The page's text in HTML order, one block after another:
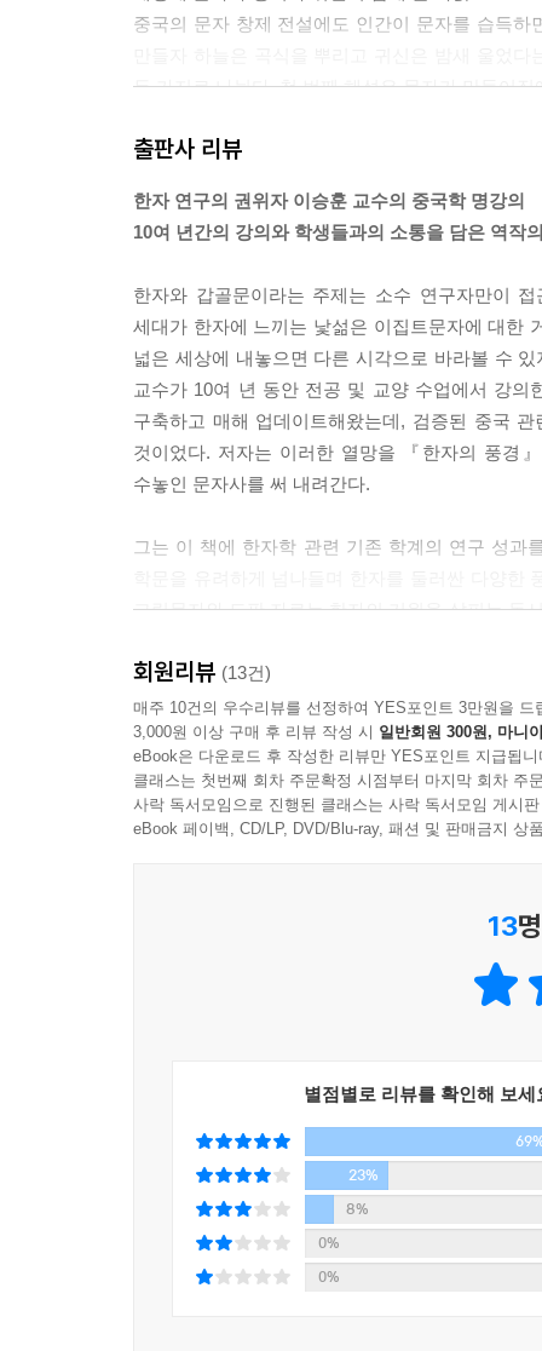
3장 소전 ─ 제국 문자의 탄생
행정 문서 작성용 간체자│상급 관리의 우아한 서
활용하다
5장 예서에서 해서로 ─ 예술이 된 문자
예서의 대표 작품 ─ 을영비, 조전비, 석문송│해서
6장 돌과 바위에 새긴 문자
영원한 기억에 대한 욕망│사후 세계와 묘지명│돌
7장 죽간 ─ 대나무 조각에 쓴 문자
사막에 보존된 문자 기록│고묘에서 출토된 간독│
8장 책의 등장 ─ 생각의 방식을 바꾸다
편철 ─ 책의 집필 방식을 결정하다│양피지와 코덱
9장 백서 ─ 비단에 쓴 문자
비단에 쓴 문자│초증서│마왕퇴백서
종이의 사용│간독에서 종이로
6부 최초의 한자 사전 ─ 『설문해자』
1장 『설문해자』의 탄생
한자 사전의 역사│왕망의 화천 ─ 잘못된 문자 해
2장 『설문해자』의 구성과 내용
허신은 누구인가│부수법으로 배열하다
3장 『설문해자』의 한계와 운명
『설문해자』 해석의 한계│『설문해자』의 운명
중국의 문자 창제 전설에도 인간이 문자를 습득
두 가지로 나뉜다. 첫 번째 해석은 문자가 만들어
을 알고 슬피 울었다는 것이다. 두 번째 해석은 『
송곳과 칼을 날카롭게 연마하는 데 힘을 쏟게 되
받을까 두려워서 밤새 울었다.”
동요는 어린 남자 노예의 숨 가쁜 노동요였다
신(辛) 자는 원래 죄인의 살에 먹물로 글씨를 쓰
글자로 쓴다. 맵다는 것은 사실 혀로 느끼는 맛이
표현하는 데 가장 적합한 것이 아닐 수 없다. 동(
르는 노동요를 뜻했다. 어린이의 순수한 동심을
은 우리를 소름 끼치게 한다. 고대에는 형벌을 받
이것이 나중에는 정식 부인이 아닌 소실을 의미하
갑골문 부(婦) 자는 여성이 빗자루 추를 들고 있는
고 이야기하는 사람도 있다. 하나는 알고 둘은 모
을 정결하게 하는 도구였다. 또는 군대 지휘관들
康)이라는 사람이 술과 빗자루를 만들었다고 한다
는 술과 성스러운 제단을 정결하게 하는 도구의
히 집에서 청소하는 사람은 아니었던 것이다. 갑
갑골문에는 아직 이런 마음과 관련된 원초적인
에게 의지하였기 때문에 스스로 판단하고 능동적
이 흐르면서 인간의 이성이 예리해지고 감정이
들이 이제는 스스로의 마음을 돌아보고 그것이
마음이 변화해온 흔적이 그대로 남아 있다.
--- p.162
공화주의: republic의 번역어 공화국의 ‘공화’는 실
금문 공(共) 자는 두 손으로 술잔을 쥔 모습이다.
출판사 리뷰
한자 연구의 권위자 이승훈 교수의 중국학 명강의
10여 년간의 강의와 학생들과의 소통을 담은 역작
한자와 갑골문이라는 주제는 소수 연구자만이
세대가 한자에 느끼는 낯섦은 이집트문자에 대한
넓은 세상에 내놓으면 다른 시각으로 바라볼 수
교수가 10여 년 동안 전공 및 교양 수업에서 강
구축하고 매해 업데이트해왔는데, 검증된 중국
것이었다. 저자는 이러한 열망을 『한자의 풍경
수놓인 문자사를 써 내려간다.
그는 이 책에 한자학 관련 기존 학계의 연구 성과
그림문자와 도판 자료는 한자의 기원을 살피는 동
이야기 솜씨와 체계적 지식의 배열은 500여 쪽이
기분을 맛보게 한다.
거북 뼈에 새겨 신을 받들던 고귀한 문자가
제국을 이끄는 통치 행정의 수단이 되기까지
문자를 둘러싼 극적이고도 빛나는 순간들
생동감 있는 모습을 포착한다. 무당이 제사에서
생애를 새긴 돌을 묻어 죽음 이후에도 영원히
1부 바위와 도기에 새긴 글자 ─ 원시 한자의 탄
무엇인지, 고대 인류의 초기 문자 형태는 왜 서
인면어문과 대문구 문화의 도문이 한자의 기원이
환경 변화에 따른 수렵 채집 사회에서 농경 사회
회원리뷰 (13건)
매주 10건의 우수리뷰를 선정하여 YES포인트 3만원을 드
3,000원 이상 구매 후 리뷰 작성 시 일반회원 300원, 마니
eBook은 다운로드 후 작성한 리뷰만 YES포인트 지급됩니
클래스는 첫번째 회차 주문확정 시점부터 마지막 회차 주
사락 독서모임으로 진행된 클래스는 사락 독서모임 게시
eBook 페이백, CD/LP, DVD/Blu-ray, 패션 및 판매금지 상
13
별점별로 리뷰를 확인해 보세
23%
8%
0%
0%